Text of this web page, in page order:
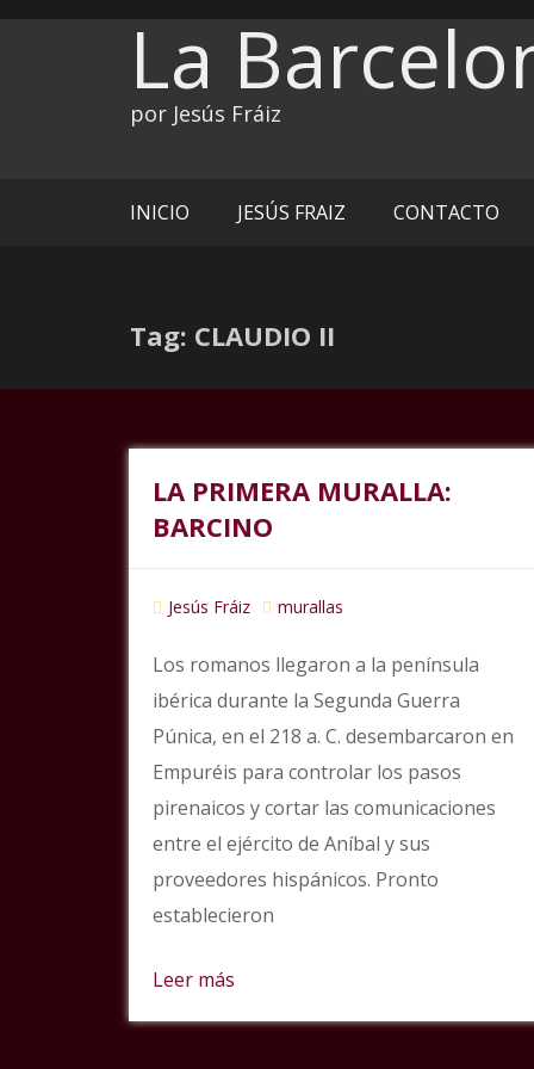
La
por Jesús Fráiz
INICIO JESÚS FRAIZ CONTACTO
Tag: CLAUDIO II
LA PRIMERA MURALLA:
BARCINO
Jesús Fráiz murallas
Los romanos llegaron a la península
ibérica durante la Segunda Guerra
Púnica, en el 218 a. C. desembarcaron en
Empuréis para controlar los pasos
pirenaicos y cortar las comunicaciones
entre el ejército de Aníbal y sus
proveedores hispánicos. Pronto
establecieron
Leer más